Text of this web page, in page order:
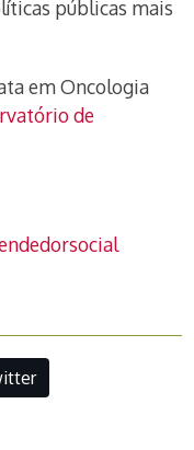
públicas mais
em Oncologia
de